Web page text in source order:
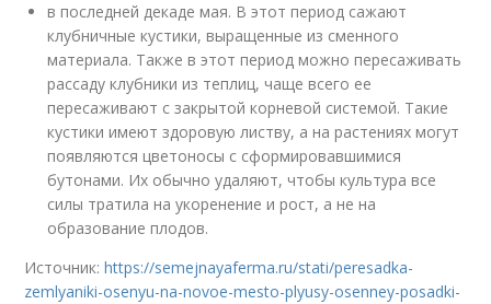
в последней декаде мая. В этот период сажают
клубничные кустики, выращенные из сменного
материала. Также в этот период можно пересаживать
рассаду клубники из теплиц, чаще всего ее
пересаживают с закрытой корневой системой. Такие
кустики имеют здоровую листву, а на растениях могут
появляются цветоносы с сформировавшимися
бутонами. Их обычно удаляют, чтобы культура все
силы тратила на укоренение и рост, а не на
образование плодов.
Источник:https://semejnayaferma.ru/stati/peresadka-
zemlyaniki-osenyu-na-novoe-mesto-plyusy-osenney-posadki-